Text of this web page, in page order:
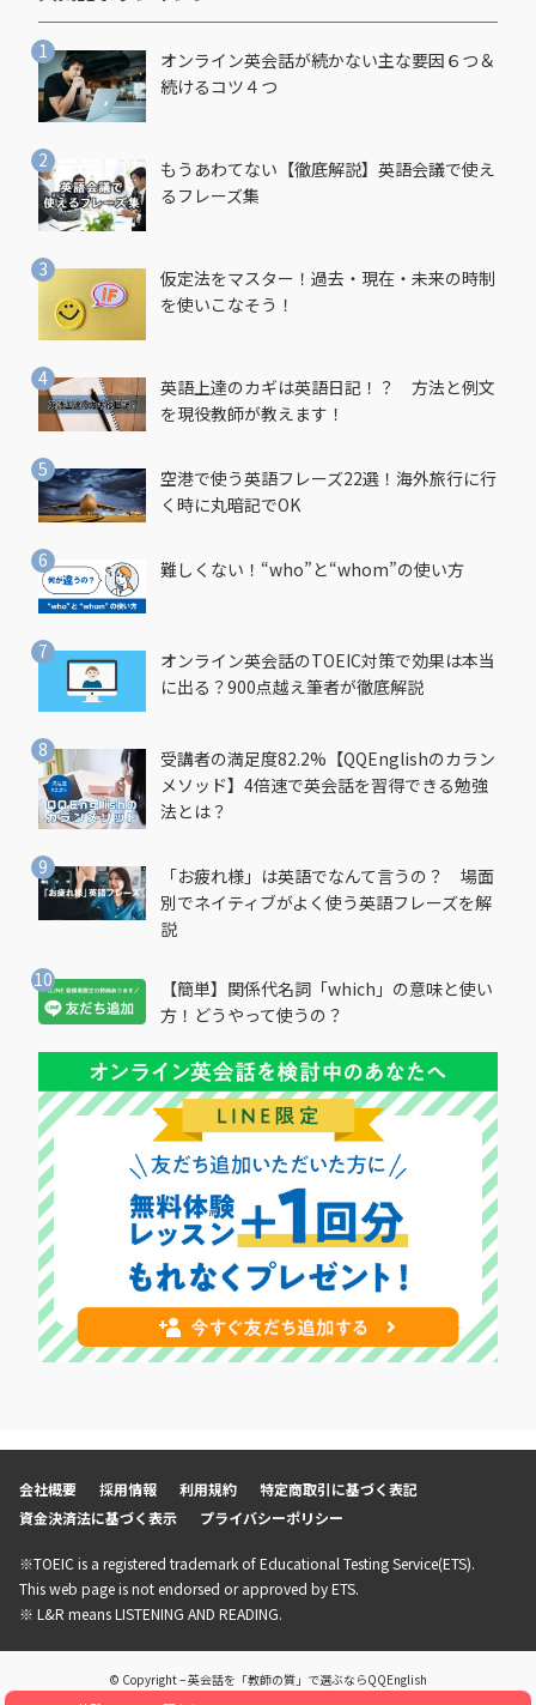
オンライン英会話が続かない主な要因６つ＆
続けるコツ４つ
もうあわてない【徹底解説】英語会議で使え
るフレーズ集
仮定法をマスター！過去・現在・未来の時制
を使いこなそう！
英語上達のカギは英語日記！？ 方法と例文
を現役教師が教えます！
空港で使う英語フレーズ22選！海外旅行に行
く時に丸暗記でOK
難しくない！“who”と“whom”の使い方
オンライン英会話のTOEIC対策で効果は本当
に出る？900点越え筆者が徹底解説
受講者の満足度82.2%【QQEnglishのカラン
メソッド】4倍速で英会話を習得できる勉強
法とは？
「お疲れ様」は英語でなんて言うの？ 場面
別でネイティブがよく使う英語フレーズを解
説
【簡単】関係代名詞「which」の意味と使い
方！どうやって使うの？
会社概要 採用情報 利用規約
特定商取引に基づく表記
資金決済法に基づく表示
プライバシーポリシー
※TOEIC is a registered trademark of Educational Testing Service(ETS).
This web page is not endorsed or approved by ETS.
※ L&R means LISTENING AND READING.
© Copyright – 英会話を「教師の質」で選ぶならQQEnglish